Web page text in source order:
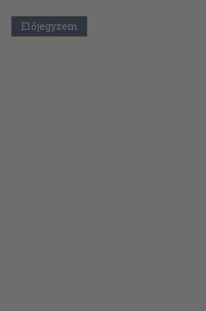
Előjegyzem